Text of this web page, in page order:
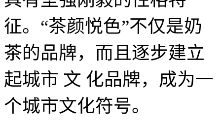
征。“茶颜悦色”不仅是奶
茶的品牌，而且逐步建立
起城市 文 化品牌，成为一
个城市文化符号。